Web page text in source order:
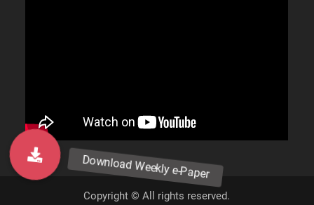
Copyright © All rights reserved.